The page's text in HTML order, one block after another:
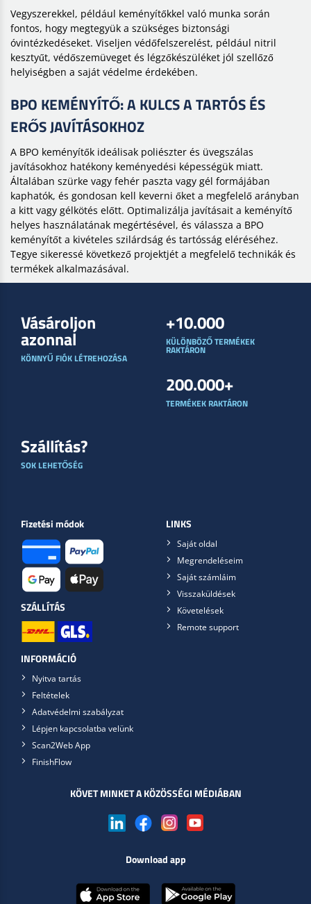
Vegyszerekkel, például keményítőkkel való munka során
fontos, hogy megtegyük a szükséges biztonsági
óvintézkedéseket. Viseljen védőfelszerelést, például nitril
kesztyűt, védőszemüveget és légzőkészüléket jól szellőző
helyiségben a saját védelme érdekében.
BPO KEMÉNYÍTŐ: A KULCS A TARTÓS ÉS
ERŐS JAVÍTÁSOKHOZ
A BPO keményítők ideálisak poliészter és üvegszálas
javításokhoz hatékony keményedési képességük miatt.
Általában szürke vagy fehér paszta vagy gél formájában
kaphatók, és gondosan kell keverni őket a megfelelő arányban
a kitt vagy gélkötés előtt. Optimalizálja javításait a keményítő
helyes használatának megértésével, és válassza a BPO
keményítőt a kivételes szilárdság és tartósság eléréséhez.
Tegye sikeressé következő projektjét a megfelelő technikák és
termékek alkalmazásával.
Vásároljon
azonnal
KÖNNYŰ FIÓK LÉTREHOZÁSA
+10.000
KÜLÖNBÖZŐ TERMÉKEK
RAKTÁRON
200.000+
TERMÉKEK RAKTÁRON
Szállítás?
SOK LEHETŐSÉG
Fizetési módok
SZÁLLÍTÁS
LINKS
Saját oldal
Megrendeléseim
Saját számláim
Visszaküldések
Követelések
Remote support
INFORMÁCIÓ
Nyitva tartás
Feltételek
Adatvédelmi szabályzat
Lépjen kapcsolatba velünk
Scan2Web App
FinishFlow
KÖVET MINKET A KÖZÖSSÉGI MÉDIÁBAN
Download app